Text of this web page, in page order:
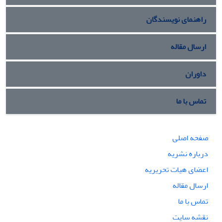
راهنمای نویسندگان
ارسال مقاله
داوران
تماس با ما
صفحه اصلی
درباره نشریه
اعضای هیات تحریریه
ارسال مقاله
تماس با ما
نقشه سایت